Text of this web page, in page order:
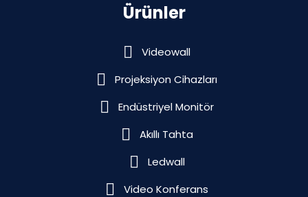
Ürünler
Videowall
Projeksiyon Cihazları
Endüstriyel Monitör
Akıllı Tahta
Ledwall
Video Konferans